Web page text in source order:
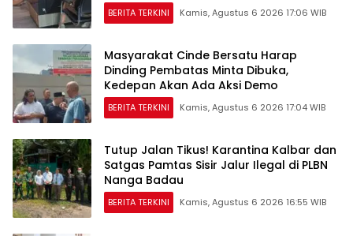
BERITA TERKINI Kamis, Agustus 6 2026 17:06 WIB
Masyarakat Cinde Bersatu Harap
Dinding Pembatas Minta Dibuka,
Kedepan Akan Ada Aksi Demo
BERITA TERKINI Kamis, Agustus 6 2026 17:04 WIB
Tutup Jalan Tikus! Karantina Kalbar dan
Satgas Pamtas Sisir Jalur Ilegal di PLBN
Nanga Badau
BERITA TERKINI Kamis, Agustus 6 2026 16:55 WIB